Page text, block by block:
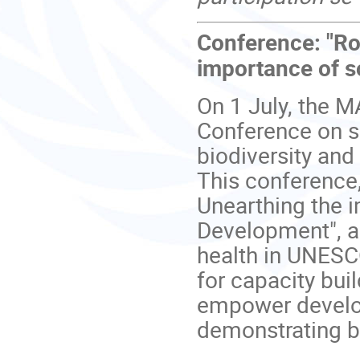
Conference:
importance of
On 1 July, the
Conference on
biodiversity
This
Unearthing the
Development",
health in
for capacity
empower
demonstrating